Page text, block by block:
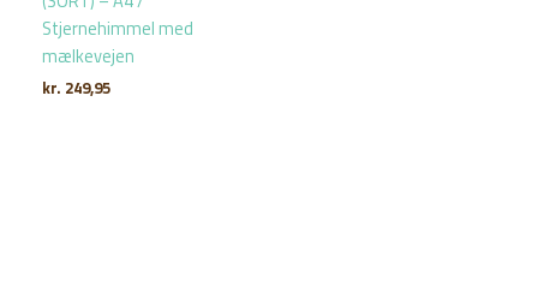
Stjernehimmel med
mælkevejen
kr. 249,95